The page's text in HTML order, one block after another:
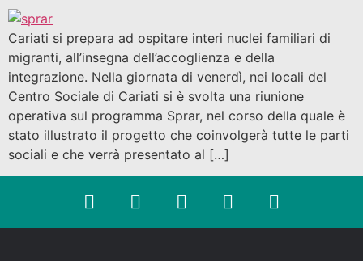
Cariati si prepara ad ospitare interi nuclei familiari di
migranti, all’insegna dell’accoglienza e della
integrazione. Nella giornata di venerdì, nei locali del
Centro Sociale di Cariati si è svolta una riunione
operativa sul programma Sprar, nel corso della quale è
stato illustrato il progetto che coinvolgerà tutte le parti
sociali e che verrà presentato al […]